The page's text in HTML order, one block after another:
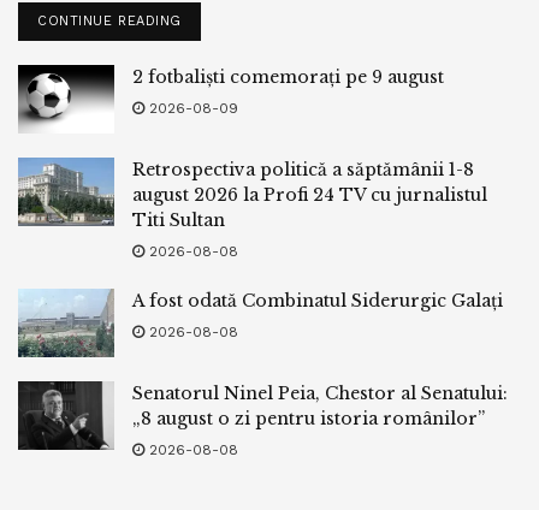
CONTINUE READING
2 fotbaliști comemorați pe 9 august
2026-08-09
Retrospectiva politică a săptămânii 1-8
august 2026 la Profi 24 TV cu jurnalistul
Titi Sultan
2026-08-08
A fost odată Combinatul Siderurgic Galați
2026-08-08
Senatorul Ninel Peia, Chestor al Senatului:
„8 august o zi pentru istoria românilor”
2026-08-08